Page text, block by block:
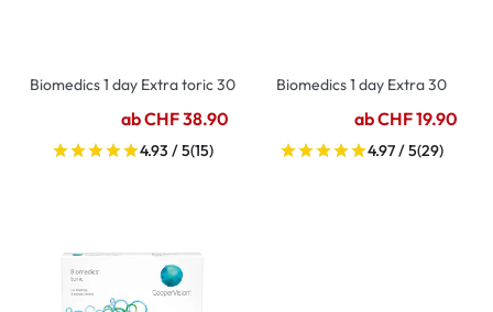
Biomedics 1 day Extra toric 30
ab CHF 38.90
4.93 / 5(15)
Biomedics 1 day Extra 30
ab CHF 19.90
4.97 / 5(29)